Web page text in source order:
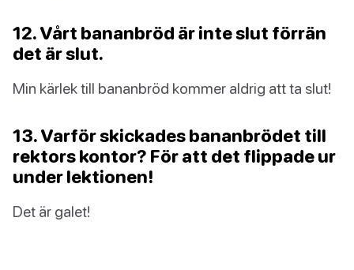
12. Vårt bananbröd är inte slut förrän
det är slut.
Min kärlek till bananbröd kommer aldrig att ta slut!
13. Varför skickades bananbrödet till
rektors kontor? För att det flippade ur
under lektionen!
Det är galet!